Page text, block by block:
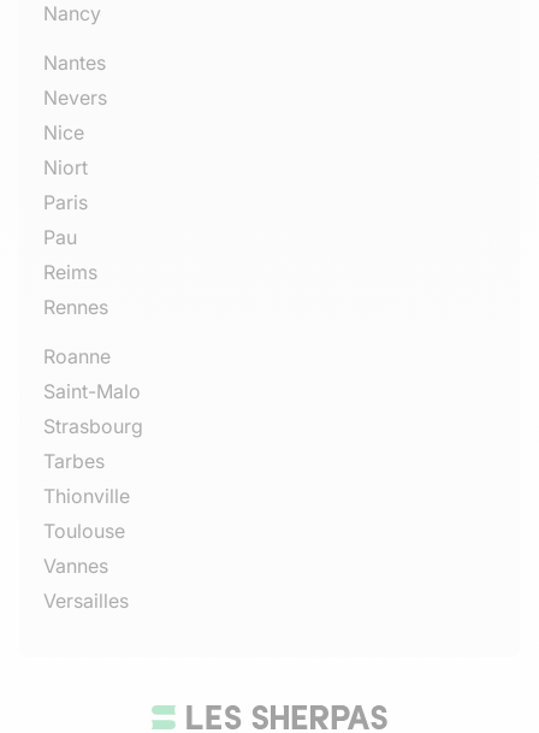
Nancy
Nantes
Nevers
Nice
Niort
Paris
Pau
Reims
Rennes
Roanne
Saint-Malo
Strasbourg
Tarbes
Thionville
Toulouse
Vannes
Versailles